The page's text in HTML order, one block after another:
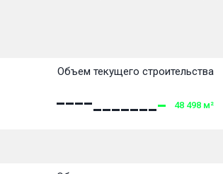
Объем текущего строительства
48 498 м²